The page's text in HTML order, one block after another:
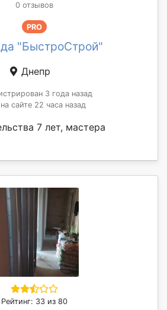
0 отзывов
PRO
"БыстроСтрой"
Днепр
3 года назад
сайте 22 часа назад
7 лет, мастера
Рейтинг: 33 из 80